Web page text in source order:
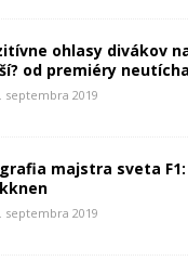
ohlasy divákov
od premiéry
septembra 2019
majstra sveta
septembra 2019